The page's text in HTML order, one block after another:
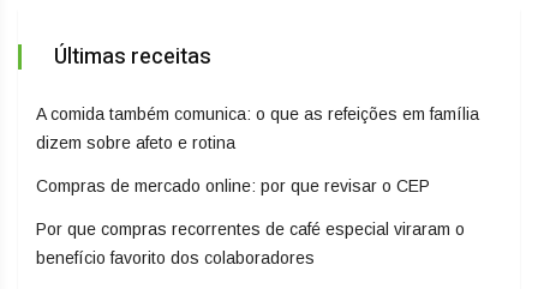
Últimas receitas
A comida também comunica: o que as refeições em família
dizem sobre afeto e rotina
Compras de mercado online: por que revisar o CEP
Por que compras recorrentes de café especial viraram o
benefício favorito dos colaboradores